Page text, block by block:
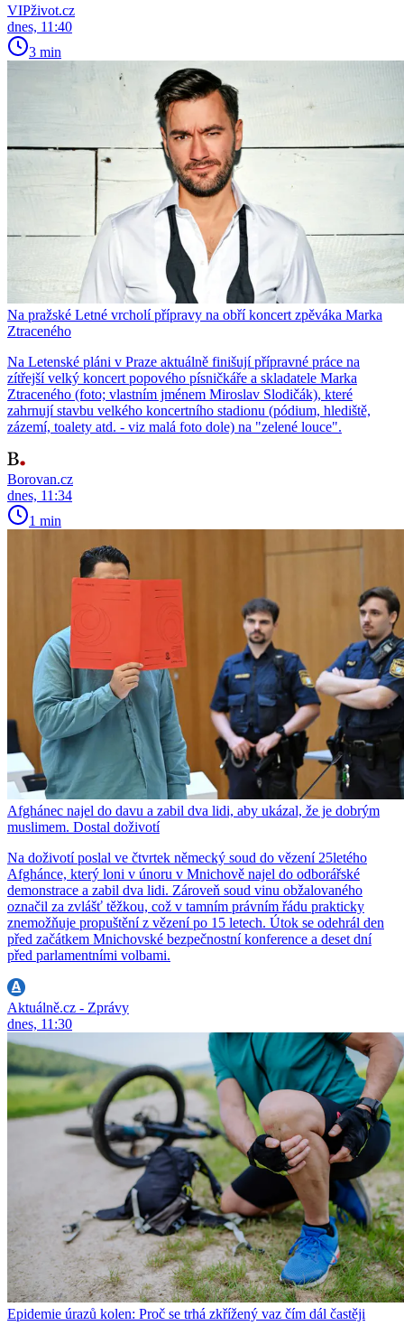
VIPživot.cz
dnes, 11:40
3 min
Na pražské Letné vrcholí přípravy na obří koncert zpěváka Marka
Ztraceného
Na Letenské pláni v Praze aktuálně finišují přípravné práce na
zítřejší velký koncert popového písničkáře a skladatele Marka
Ztraceného (foto; vlastním jménem Miroslav Slodičák), které
zahrnují stavbu velkého koncertního stadionu (pódium, hlediště,
zázemí, toalety atd. - viz malá foto dole) na "zelené louce".
Borovan.cz
dnes, 11:34
1 min
Afghánec najel do davu a zabil dva lidi, aby ukázal, že je dobrým
muslimem. Dostal doživotí
Na doživotí poslal ve čtvrtek německý soud do vězení 25letého
Afghánce, který loni v únoru v Mnichově najel do odborářské
demonstrace a zabil dva lidi. Zároveň soud vinu obžalovaného
označil za zvlášť těžkou, což v tamním právním řádu prakticky
znemožňuje propuštění z vězení po 15 letech. Útok se odehrál den
před začátkem Mnichovské bezpečnostní konference a deset dní
před parlamentními volbami.
Aktuálně.cz - Zprávy
dnes, 11:30
Epidemie úrazů kolen: Proč se trhá zkřížený vaz čím dál častěji